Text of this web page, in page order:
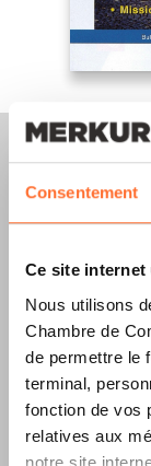
Consentement
Ce site
Nous utilisons
Chambre de
de permettre le
terminal,
fonction de vos
relatives aux
notre site